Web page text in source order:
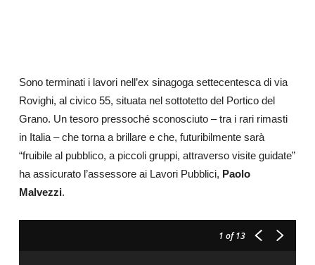
Sono terminati i lavori nell’ex sinagoga settecentesca di via
Rovighi, al civico 55, situata nel sottotetto del Portico del
Grano. Un tesoro pressoché sconosciuto – tra irari rimasti
in Italia – che torna a brillare e che, futuribilmente sarà
“fruibile al pubblico, a piccoli gruppi, attraverso visite guidate”
ha assicurato l’assessore ai Lavori Pubblici, Paolo
Malvezzi.
1 of 13